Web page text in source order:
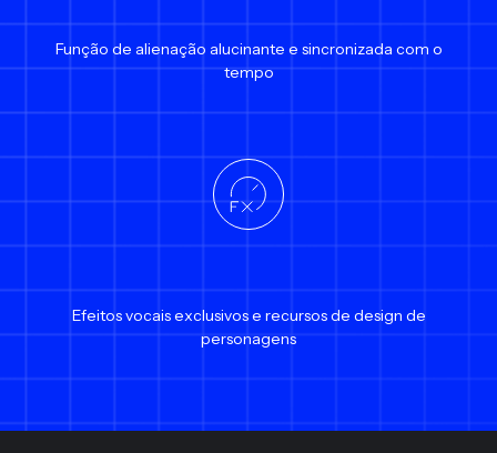
Função de alienação alucinante e sincronizada com o
tempo
Efeitos vocais exclusivos e recursos de design de
personagens